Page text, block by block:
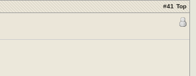
#41 Top